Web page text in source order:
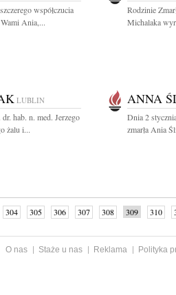
współczucia
Ania,...
Rodzinie
Michalaka
LUBLIN
hab. n. med. Jerzego
żalu i...
ANNA
Dnia 2
zmarła Ania
304 305 306 307 308 309 310
O nas Staże u nas Reklama
Polityka